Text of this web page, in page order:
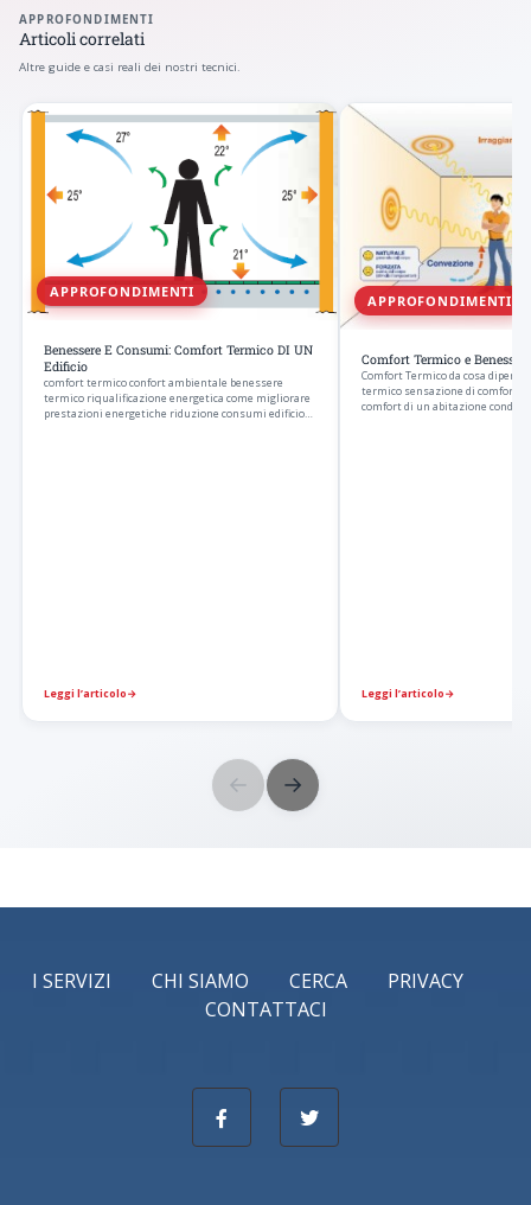
APPROFONDIMENTI
Articoli correlati
Altre guide e casi reali dei nostri tecnici.
APPROFONDIMENTI
Benessere E Consumi: Comfort Termico DI UN
Edificio
comfort termico confort ambientale benessere
termico riqualificazione energetica come migliorare
prestazioni energetiche riduzione consumi edificio…
Leggi l’articolo→
APPROFONDIMENTI
Comfort Termico e Benessere
Comfort Termico da cosa
termico sensazione di comfort
comfort di un abitazione
Leggi l’articolo→
← →
I SERVIZI CHI SIAMO CERCA
PRIVACY
CONTATTACI